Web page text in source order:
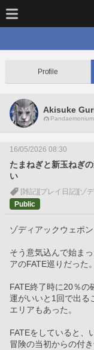
Profile
Akisuke
16/05/2026 08:30
たまねぎと新玉ねぎ
い
[雑記] [プレイ日記] [ゾ
Public
ゾディアックウェポン
そう意気込んで始ま
アのFATE巡りだった。
FATE終了時に20％の
運がいいと1回で出る
エリアもあった。
FATEをしていると、
冒険の当初からの付